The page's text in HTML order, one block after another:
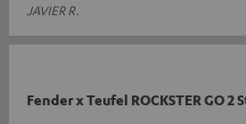
JAVIER R.
Fender x Teufel ROCKSTER GO 2